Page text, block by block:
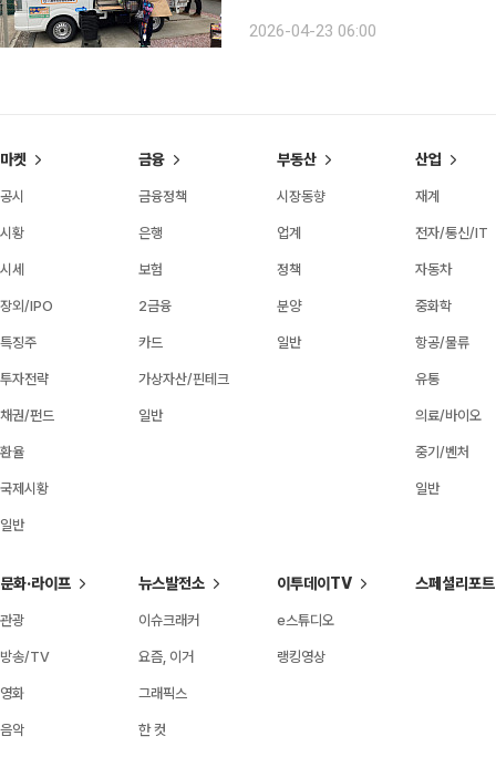
전국 39개 지자체, 42대로 확대됐다
2026-04-23 06:00
마켓
공시
시황
시세
장외/IPO
특징주
투자전략
채권/펀드
환율
국제시황
일반
금융
금융정책
은행
보험
2금융
카드
가상자산/핀테크
일반
부동산
시장동향
업계
정책
분양
일반
산업
재계
전자/통신/IT
자동차
중화학
항공/물류
유통
의료/바이오
중기/벤처
일반
문화·라이프
관광
방송/TV
영화
음악
뉴스발전소
이슈크래커
요즘, 이거
그래픽스
한 컷
이투데이TV
e스튜디오
랭킹영상
스페셜리포트